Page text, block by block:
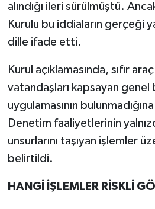
alındığı ileri sürülmüştü.
Kurulu bu iddiaların gerçeği
dille ifade etti.
Kurul açıklamasında, sıfır
vatandaşları kapsayan
uygulamasının
Denetim faaliyetlerinin
unsurlarını taşıyan işlemler
belirtildi.
HANGİ İŞLEMLER RİSKLİ